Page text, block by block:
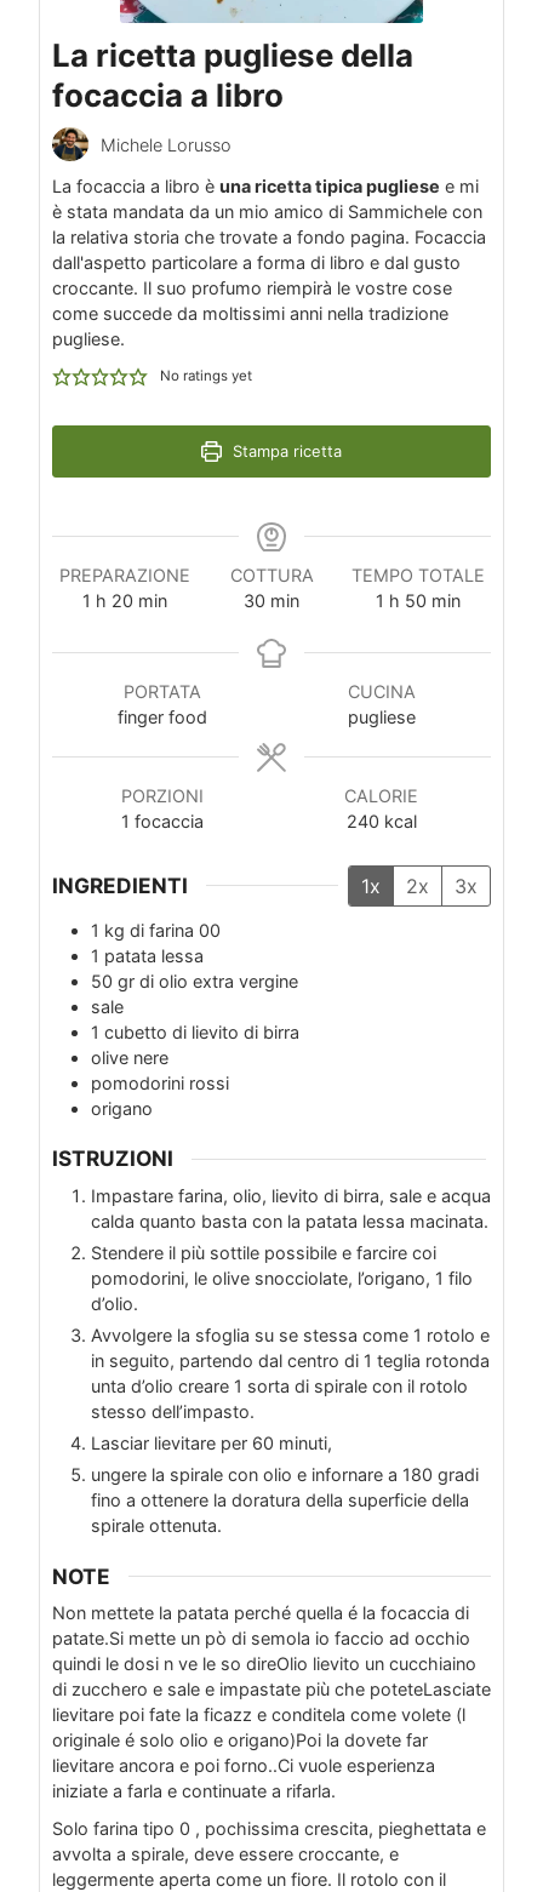
La ricetta pugliese della
focaccia a libro
Michele Lorusso
La focaccia a libro è una ricetta tipica pugliese e mi
è stata mandata da un mio amico di Sammichele con
la relativa storia che trovate a fondo pagina. Focaccia
dall'aspetto particolare a forma di libro e dal gusto
croccante. Il suo profumo riempirà le vostre cose
come succede da moltissimi anni nella tradizione
pugliese.
No ratings yet
Stampa ricetta
PREPARAZIONE
1 ora
h 20 minuti
min
COTTURA
30 minuti
min
TEMPO TOTALE
1 ora
h 50minuti
min
PORTATA
finger food
CUCINA
pugliese
PORZIONI
1 focaccia
CALORIE
240 kcal
INGREDIENTI 1x 2x 3x
1 kg di farina 00
1 patata lessa
50 gr di olio extra vergine
sale
1 cubetto di lievito di birra
olive nere
pomodorini rossi
origano
ISTRUZIONI
Impastare farina, olio, lievito di birra, sale e acqua
calda quanto basta con la patata lessa macinata.
Stendere il più sottile possibile e farcire coi
pomodorini, le olive snocciolate, l’origano, 1 filo
d’olio.
Avvolgere la sfoglia su se stessa come 1 rotolo e
in seguito, partendo dal centro di 1 teglia rotonda
unta d’olio creare 1 sorta di spirale con il rotolo
stesso dell’impasto.
Lasciar lievitare per 60 minuti,
ungere la spirale con olio e infornare a 180 gradi
fino a ottenere la doratura della superficie della
spirale ottenuta.
NOTE
Non mettete la patata perché quella é la focaccia di
patate.Si mette un pò di semola io faccio ad occhio
quindi le dosi n ve le so direOlio lievito un cucchiaino
di zucchero e sale e impastate più che poteteLasciate
lievitare poi fate la ficazz e conditela come volete (l
originale é solo olio e origano)Poi la dovete far
lievitare ancora e poi forno..Ci vuole esperienza
iniziate a farla e continuate a rifarla.
Solo farina tipo 0 , pochissima crescita, pieghettata e
avvolta a spirale, deve essere croccante, e
leggermente aperta come un fiore. Il rotolo con il